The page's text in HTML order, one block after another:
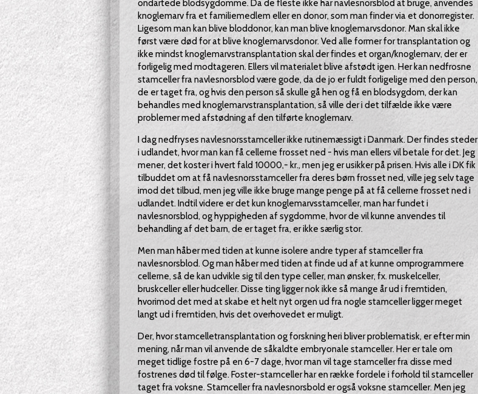
ondartede blodsygdomme. Da de fleste ikke har navlesnorsblod at bruge, anvendes
knoglemarv fra et familiemedlem eller en donor, som man finder via et donorregister.
Ligesom man kan blive bloddonor, kan man blive knoglemarvsdonor. Man skal ikke
først være død for at blive knoglemarvsdonor. Ved alle former for transplantation og
ikke mindst knoglemarvstransplantation skal der findes et organ/knoglemarv, der er
forligelig med modtageren. Ellers vil materialet blive afstødt igen. Her kan nedfrosne
stamceller fra navlesnorsblod være gode, da de jo er fuldt forligelige med den person,
de er taget fra, og hvis den person så skulle gå hen og få en blodsygdom, der kan
behandles med knoglemarvstransplantation, så ville der i det tilfælde ikke være
problemer med afstødning af den tilførte knoglemarv.
I dag nedfryses navlesnorsstamceller ikke rutinemæssigt i Danmark. Der findes steder
i udlandet, hvor man kan få cellerne frosset ned - hvis man ellers vil betale for det. Jeg
mener, det koster i hvert fald 10000,- kr., men jeg er usikker på prisen. Hvis alle i DK fik
tilbuddet om at få navlesnorsstamceller fra deres børn frosset ned, ville jeg selv tage
imod det tilbud, men jeg ville ikke bruge mange penge på at få cellerne frosset ned i
udlandet. Indtil videre er det kun knoglemarvsstamceller, man har fundet i
navlesnorsblod, og hyppigheden af sygdomme, hvor de vil kunne anvendes til
behandling af det barn, de er taget fra, er ikke særlig stor.
Men man håber med tiden at kunne isolere andre typer af stamceller fra
navlesnorsblod. Og man håber med tiden at finde ud af at kunne omprogrammere
cellerne, så de kan udvikle sig til den type celler, man ønsker, fx. muskelceller,
bruskceller eller hudceller. Disse ting ligger nok ikke så mange år ud i fremtiden,
hvorimod det med at skabe et helt nyt orgen ud fra nogle stamceller ligger meget
langt ud i fremtiden, hvis det overhovedet er muligt.
Der, hvor stamcelletransplantation og forskning heri bliver problematisk, er efter min
mening, når man vil anvende de såkaldte embryonale stamceller. Her er tale om
meget tidlige fostre på en 6-7 dage, hvor man vil tage stamceller fra disse med
fostrenes død til følge. Foster-stamceller har en række fordele i forhold til stamceller
taget fra voksne. Stamceller fra navlesnorsbold er også voksne stamceller. Men jeg